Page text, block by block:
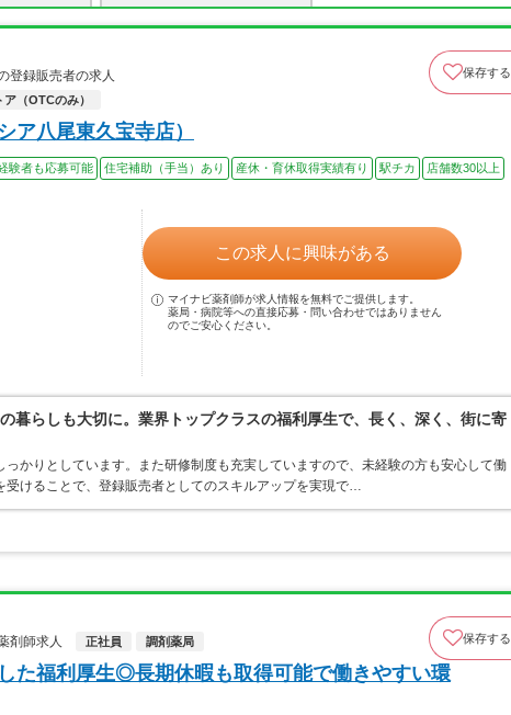
登録販売者の求人
ア（OTCのみ）
保存する
ア八尾東久宝寺店）
験者も応募可能 住宅補助（手当）あり 産休・育休取得実績有り 駅チカ
店舗数30以上
この求人に興味がある
マイナビ薬剤師が求人情報を無料でご提供します。
薬局・病院等への直接応募・問い合わせではありません
のでご安心ください。
暮らしも大切に。業界トップクラスの福利厚生で、長く、深く、街に寄
かりとしています。また研修制度も充実していますので、未経験の方も安心して働
受けることで、登録販売者としてのスキルアップを実現で…
剤師求人
正社員 調剤薬局 保存する
た福利厚生◎長期休暇も取得可能で働きやすい環